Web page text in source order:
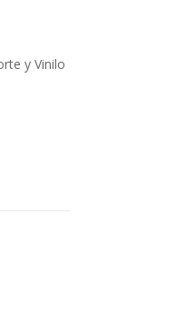
y Vinilo